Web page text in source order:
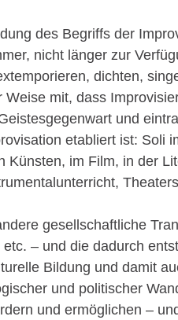
des Begriffs der
nicht länger zur
dichten,
mit, dass
und
etabliert ist: Soli
Künsten, im Film, in der
gesellschaftliche
– und die dadurch
Bildung und damit
und politischer
und ermöglichen –